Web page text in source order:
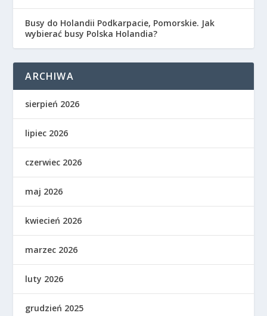
Busy do Holandii Podkarpacie, Pomorskie. Jak
wybierać busy Polska Holandia?
ARCHIWA
sierpień 2026
lipiec 2026
czerwiec 2026
maj 2026
kwiecień 2026
marzec 2026
luty 2026
grudzień 2025